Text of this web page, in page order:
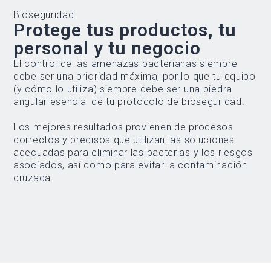
Bioseguridad
Protege tus productos, tu
personal y tu negocio
El control de las amenazas bacterianas siempre
debe ser una prioridad máxima, por lo que tu equipo
(y cómo lo utiliza) siempre debe ser una piedra
angular esencial de tu protocolo de bioseguridad.
Los mejores resultados provienen de procesos
correctos y precisos que utilizan las soluciones
adecuadas para eliminar las bacterias y los riesgos
asociados, así como para evitar la contaminación
cruzada.